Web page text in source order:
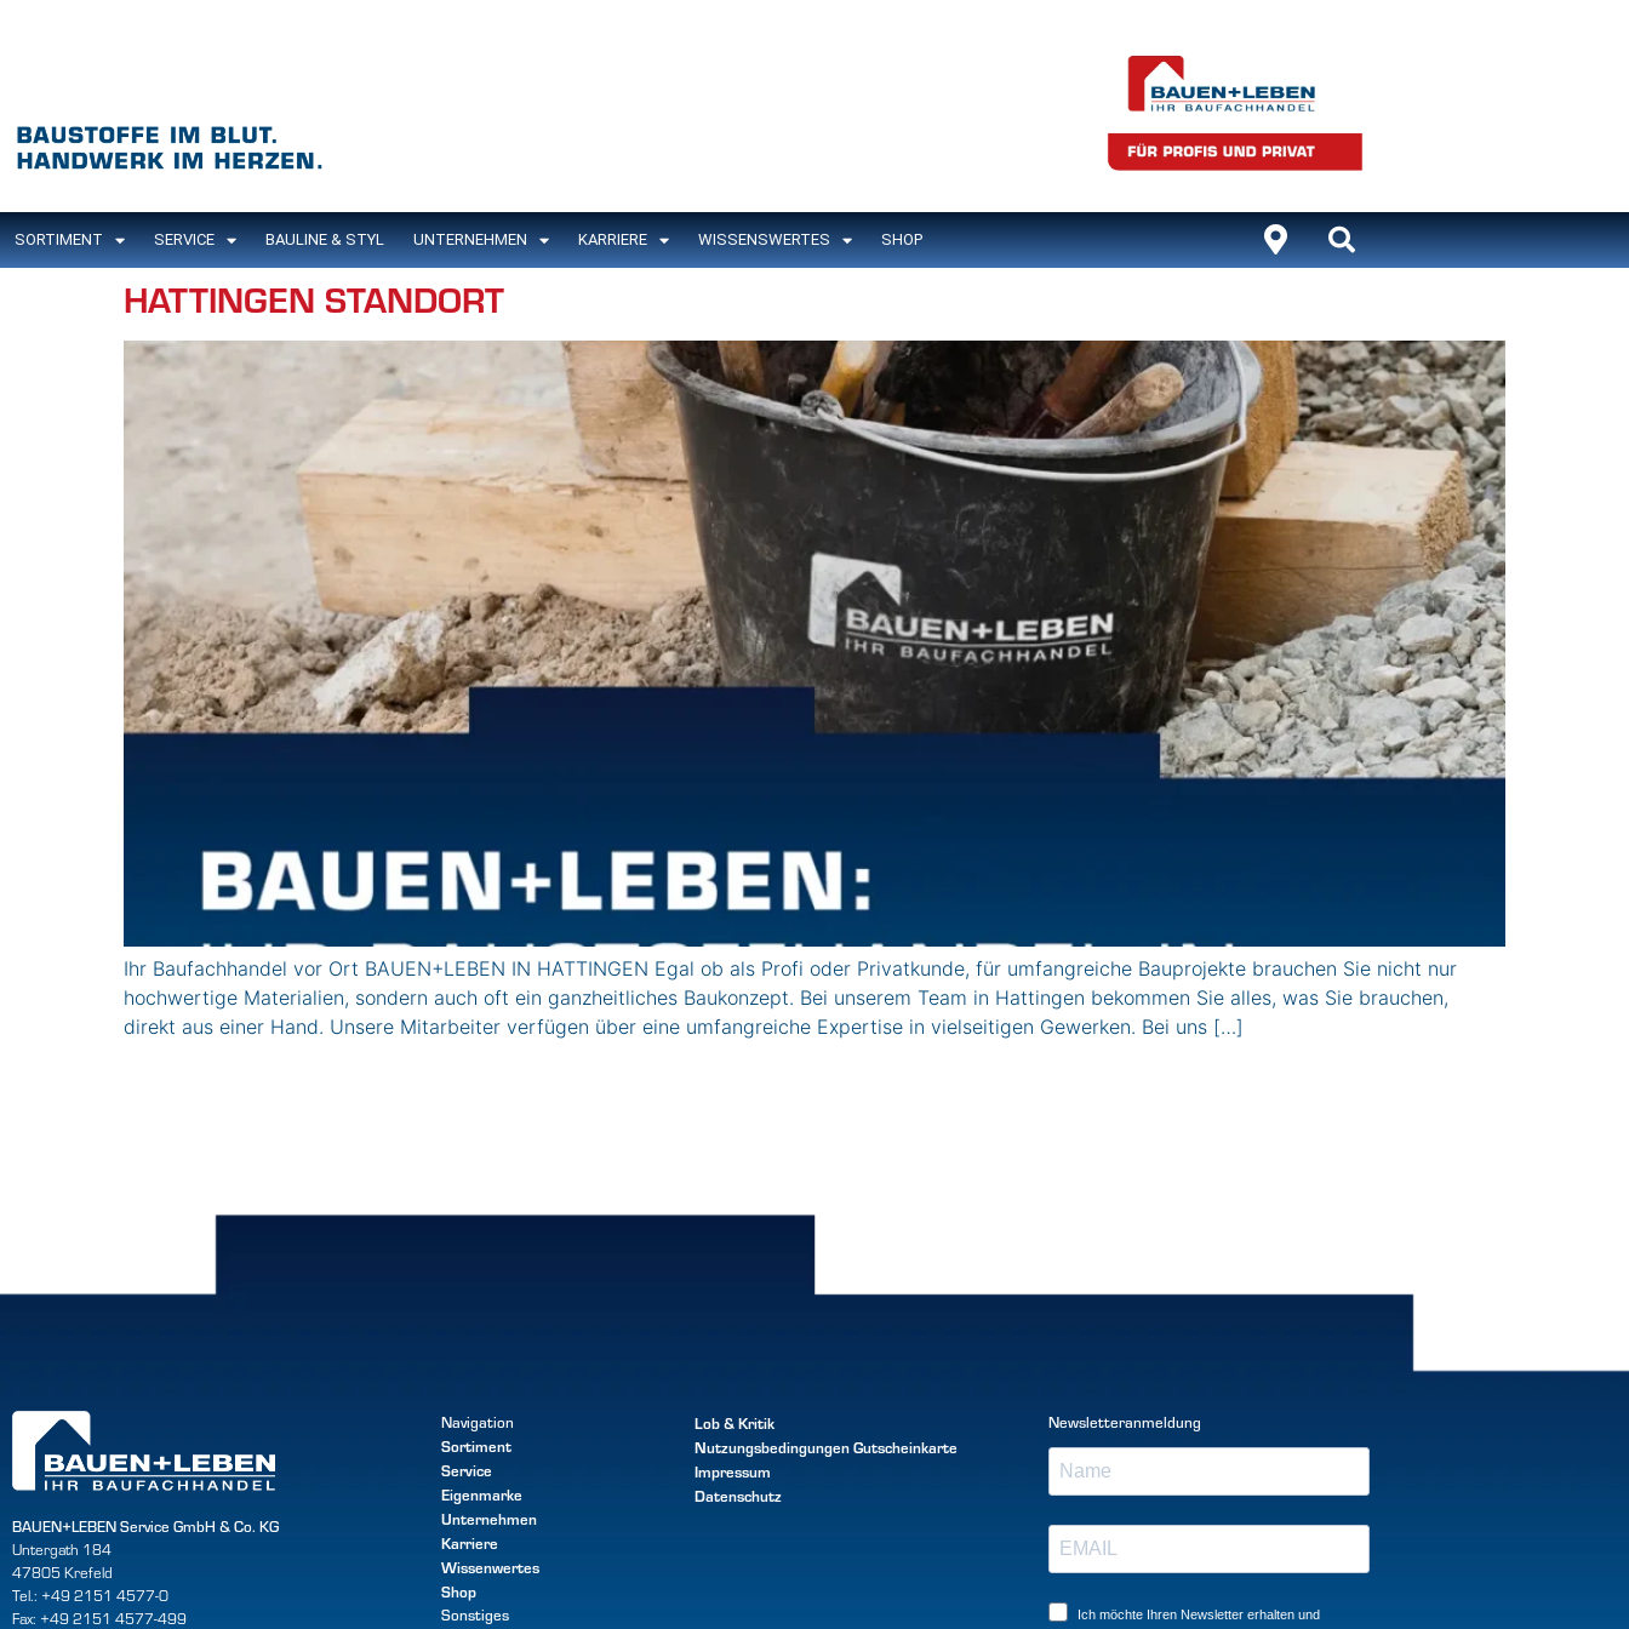
SORTIMENT SERVICE BAULINE & STYL UNTERNEHMEN KARRIERE WISSENSWERTES SHOP
HATTINGEN STANDORT
Ihr Baufachhandel vor Ort BAUEN+LEBEN IN HATTINGEN Egal ob als Profi oder Privatkunde, für umfangreiche Bauprojekte brauchen Sie nicht nur
hochwertige Materialien, sondern auch oft ein ganzheitliches Baukonzept. Bei unserem Team in Hattingen bekommen Sie alles, was Sie brauchen,
direkt aus einer Hand. Unsere Mitarbeiter verfügen über eine umfangreiche Expertise in vielseitigen Gewerken. Bei uns […]
BAUEN+LEBEN Service GmbH & Co. KG
Untergath 184
47805 Krefeld
Tel.: +49 2151 4577-0
Fax: +49 2151 4577-499
Navigation
Sortiment
Service
Eigenmarke
Unternehmen
Karriere
Wissenwertes
Shop
Sonstiges
Lob & Kritik
NutzungsbedingungenGutscheinkarte
Impressum
Datenschutz
Newsletteranmeldung
Ich möchte Ihren Newsletter erhalten und